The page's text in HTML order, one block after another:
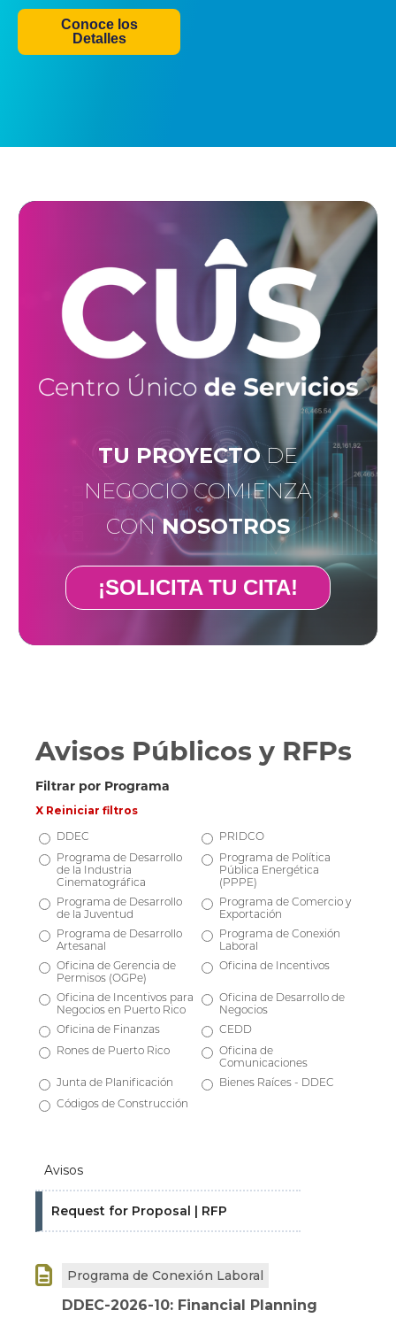
Conoce los
Detalles
TU PROYECTODE
NEGOCIO COMIENZA
CONNOSOTROS
¡SOLICITA TU CITA!
Avisos Públicos y RFPs
Filtrar por Programa
X Reiniciar filtros
DDEC
PRIDCO
Programa de Desarrollo
de la Industria
Cinematográfica
Programa de Política
Pública Energética
(PPPE)
Programa de Desarrollo
de la Juventud
Programa de Comercio y
Exportación
Programa de Desarrollo
Artesanal
Programa de Conexión
Laboral
Oficina de Gerencia de
Permisos (OGPe)
Oficina de Incentivos
Oficina de Incentivos para
Negocios en Puerto Rico
Oficina de Desarrollo de
Negocios
Oficina de Finanzas
CEDD
Rones de Puerto Rico
Oficina de
Comunicaciones
Junta de Planificación
Bienes Raíces - DDEC
Códigos de Construcción
Avisos
Request for Proposal | RFP
 Programa de Conexión Laboral
DDEC-2026-10: Financial Planning